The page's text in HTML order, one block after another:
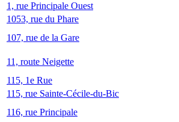
1, rue Principale Ouest
1053, rue du Phare
107, rue de la Gare
11, route Neigette
115, 1e Rue
115, rue Sainte-Cécile-du-Bic
116, rue Principale